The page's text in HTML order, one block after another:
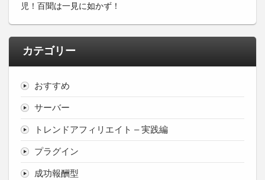
児！百聞は一見に如かず！
カテゴリー
おすすめ
サーバー
トレンドアフィリエイト – 実践編
プラグイン
成功報酬型